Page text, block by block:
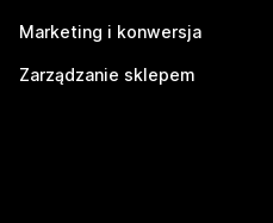
Marketing i konwersja
Zarządzanie sklepem